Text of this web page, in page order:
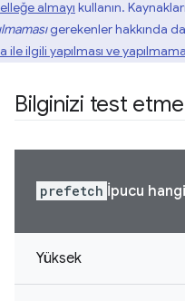
almayı kullanın.
gerekenler hakkında
ile ilgili yapılması ve
Bilginizi test etme
prefetch İpucu
Yüksek